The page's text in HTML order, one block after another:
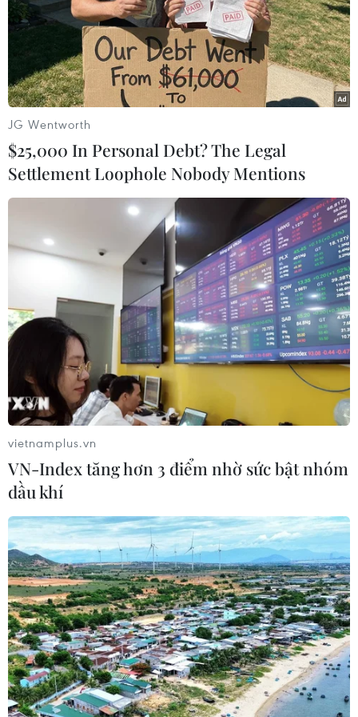
#Điện thoại #Colombia
#Tổng thống Pháp
#Tổng thống đắc cử Mỹ Donald Trump
#Thỏa thuận hạt nhân Iran
Colombia
Mỹ
Pháp
Theo dõi VietnamPlus
TIN LIÊN QUAN
JG Wentworth
$25,000 In Personal Debt? The Legal
Settlement Loophole Nobody Mentions
vietnamplus.vn
VN-Index tăng hơn 3 điểm nhờ sức bật nhóm
dầu khí